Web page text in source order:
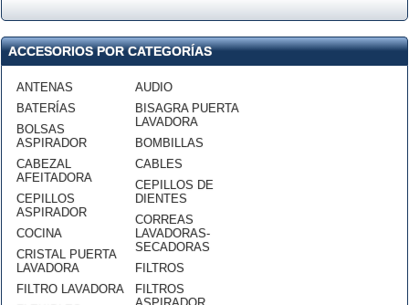
ACCESORIOS POR CATEGORÍAS
ANTENAS
BATERÍAS
BOLSAS
ASPIRADOR
CABEZAL
AFEITADORA
CEPILLOS
ASPIRADOR
COCINA
CRISTAL PUERTA
LAVADORA
FILTRO LAVADORA
AUDIO
BISAGRA PUERTA
LAVADORA
BOMBILLAS
CABLES
CEPILLOS DE
DIENTES
CORREAS
LAVADORAS-
SECADORAS
FILTROS
FILTROS